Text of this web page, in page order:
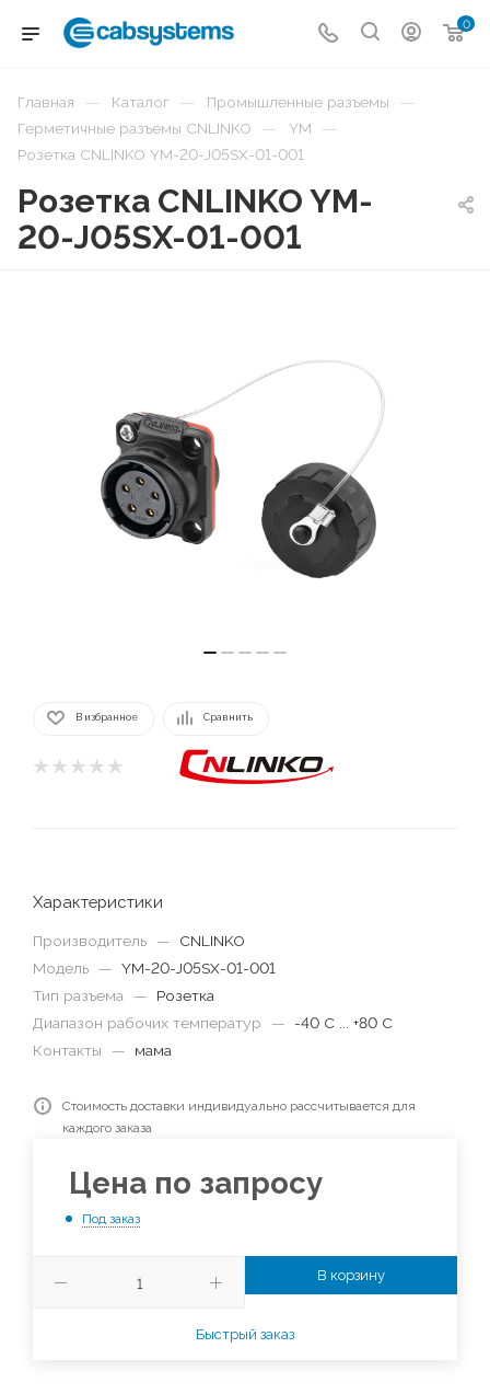
0
Главная — Каталог — Промышленные разъемы —
Герметичные разъемы CNLINKO — YM —
Розетка CNLINKO YM-20-J05SX-01-001
Розетка CNLINKO YM-
20-J05SX-01-001
В избранное Сравнить
Характеристики
Производитель —
CNLINKO
Модель
— YM-20-J05SX-01-001
Тип разъема
—
Розетка
Диапазон рабочих температур
—
-40 С ... +80 С
Контакты
— мама
Стоимость доставки индивидуально рассчитывается для
каждого заказа
Цена по запросу
Под заказ
В корзину
Быстрый заказ